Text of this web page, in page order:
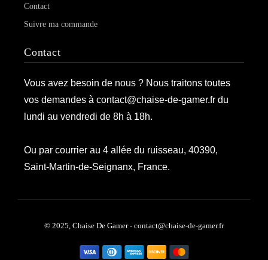
Contact
Suivre ma commande
Contact
Vous avez besoin de nous ? Nous traitons toutes
vos demandes à contact@chaise-de-gamer.fr du
lundi au vendredi de 8h à 18h.
Ou par courrier au 4 allée du ruisseau, 40390,
Saint-Martin-de-Seignanx, France.
© 2025, Chaise De Gamer - contact@chaise-de-gamer.fr